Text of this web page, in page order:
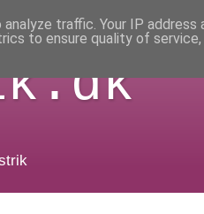
traffic. Your IP address
to ensure quality of